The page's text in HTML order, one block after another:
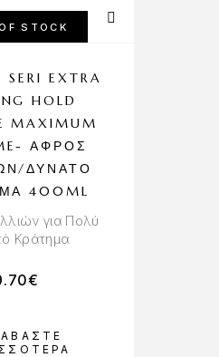
STOCK
SERI EXTRA
HOLD
MAXIMUM
ΑΦΡΌΣ
ΔΥΝΑΤΌ
400ML
για Πολύ
Κράτημα
€